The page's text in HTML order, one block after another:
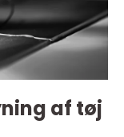
af tøj